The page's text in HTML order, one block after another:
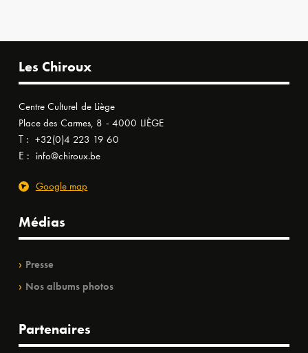
Les Chiroux
Centre Culturel de Liège
Place des Carmes, 8 - 4000 LIÈGE
T : +32(0)4 223 19 60
E : info@chiroux.be
Google map
Médias
Presse
Nos albums photos
Partenaires